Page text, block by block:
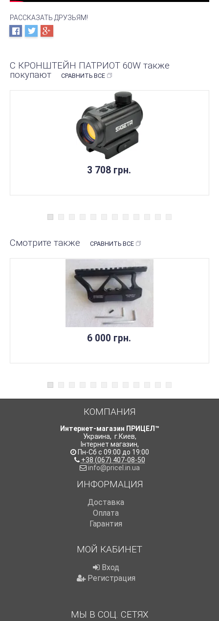
РАССКАЗАТЬ ДРУЗЬЯМ!
С КРОНШТЕЙН ПАТРИОТ 60W также
покупают
СРАВНИТЬ ВСЕ
3 708 грн.
Смотрите также СРАВНИТЬ ВСЕ
6 000 грн.
КОМПАНИЯ
Интернет-магазин ПРИЦЕЛ™
Украина, г.Киев,
Інтернет магазин,
Пн-Сб с 09:00 до 19:00
+38 (067) 407-08-50
info@pricel.in.ua
ИНФОРМАЦИЯ
Доставка
Оплата
Гарантия
МОЙ КАБИНЕТ
Вход
Регистрация
МЫ В СОЦ. СЕТЯХ